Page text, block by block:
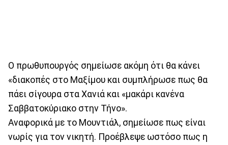
Ο πρωθυπουργός σημείωσε ακόμη ότι θα κάνει
«διακοπές στο Μαξίμου και συμπλήρωσε πως θα
πάει σίγουρα στα Χανιά και «μακάρι κανένα
Σαββατοκύριακο στην Τήνο».
Αναφορικά με το Μουντιάλ, σημείωσε πως είναι
νωρίς για τον νικητή. Πρoέβλεψε ωστόσο πως η